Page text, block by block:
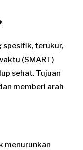
spesifik, terukur,
(SMART)
sehat. Tujuan
memberi arah
menurunkan